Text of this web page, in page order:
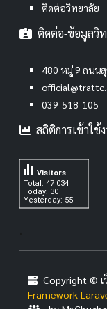
ติดต่อวิทยาลัย
ติดต่อ-ข้อมูลวิ
480 หมู่ 9 ถนนสุ
039-518-105
สถิติการเข้าใช้
Total: 47 034
Today: 30
Yesterday: 55
Visitors
Copyright ©
Framework